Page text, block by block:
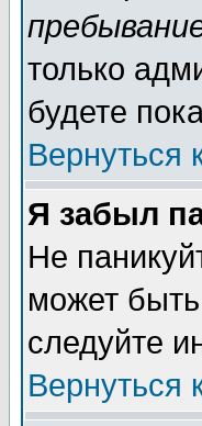
только
будете
Вернуться
Я забыл
Не
может
следуйте
Вернуться